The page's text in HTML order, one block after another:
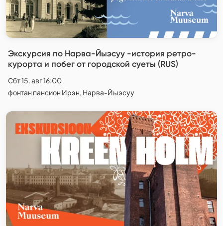
Экскурсия по Нарва-Йыэсуу -история ретро-
курорта и побег от городской суеты (RUS)
Сбт 15. авг 16:00
фонтан пансион Ирэн, Нарва-Йыэсуу